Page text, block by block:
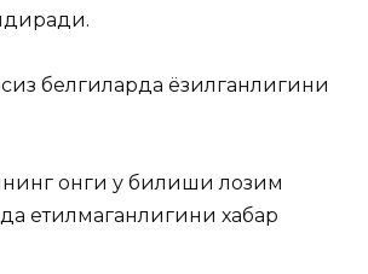
белгиларда ёзилганлигини
онги у билиши лозим
етилмаганлигини хабар